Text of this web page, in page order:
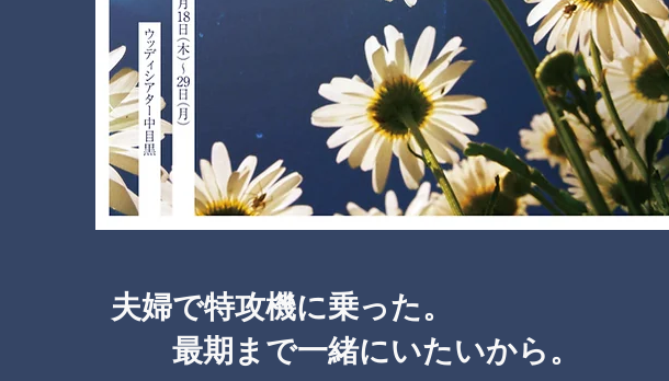
夫婦で特攻機に乗った。
​ 最期まで一緒にいたいから。